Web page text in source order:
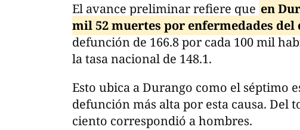
El avance preliminar refiere que en
mil 52 muertes por enfermedades del
defunción de 166.8 por cada 100 mil
la tasa nacional de 148.1.
Esto ubica a Durango como el séptimo
defunción más alta por esta causa. Del
ciento correspondió a hombres.